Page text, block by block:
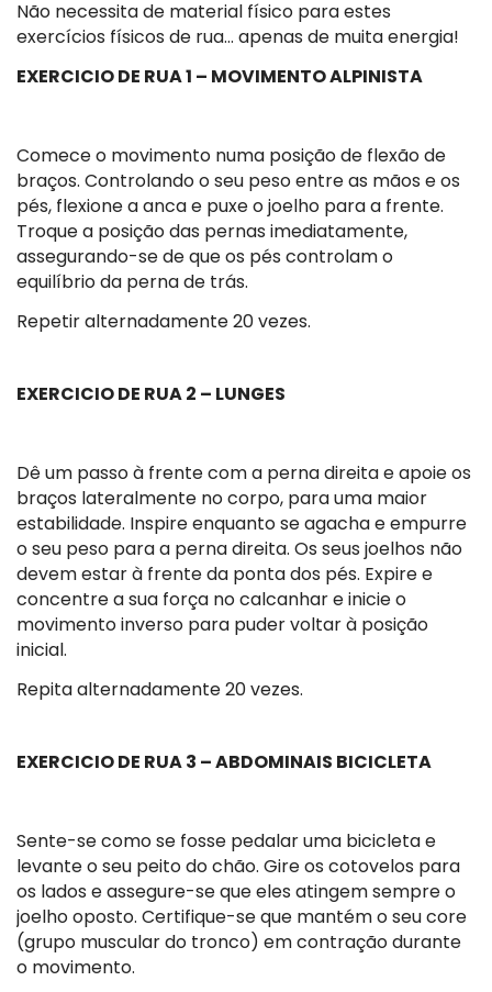
Não necessita de material físico para estes
exercícios físicos de rua… apenas de muita energia!
EXERCICIO DE RUA 1 – MOVIMENTO ALPINISTA
Comece o movimento numa posição de flexão de
braços. Controlando o seu peso entre as mãos e os
pés, flexione a anca e puxe o joelho para a frente.
Troque a posição das pernas imediatamente,
assegurando-se de que os pés controlam o
equilíbrio da perna de trás.
Repetir alternadamente 20 vezes.
EXERCICIO DE RUA 2 – LUNGES
Dê um passo à frente com a perna direita e apoie os
braços lateralmente no corpo, para uma maior
estabilidade. Inspire enquanto se agacha e empurre
o seu peso para a perna direita. Os seus joelhos não
devem estar à frente da ponta dos pés. Expire e
concentre a sua força no calcanhar e inicie o
movimento inverso para puder voltar à posição
inicial.
Repita alternadamente 20 vezes.
EXERCICIO DE RUA 3 – ABDOMINAIS BICICLETA
Sente-se como se fosse pedalar uma bicicleta e
levante o seu peito do chão. Gire os cotovelos para
os lados e assegure-se que eles atingem sempre o
joelho oposto. Certifique-se que mantém o seu core
(grupo muscular do tronco) em contração durante
o movimento.